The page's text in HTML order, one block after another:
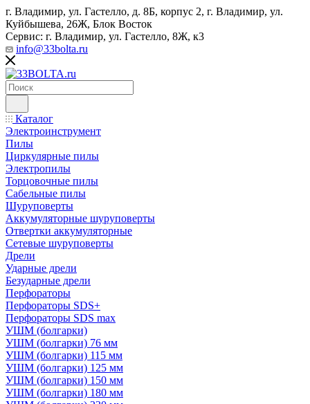
г. Владимир, ул. Гастелло, д. 8Б, корпус 2, г. Владимир, ул. ​
Куйбышева, 26Ж, Блок Восток
Сервис: г. Владимир, ул. Гастелло, 8Ж, к3
info@33bolta.ru
Каталог
Электроинструмент
Пилы
Циркулярные пилы
Электропилы
Торцовочные пилы
Сабельные пилы
Шуруповерты
Аккумуляторные шуруповерты
Отвертки аккумуляторные
Сетевые шуруповерты
Дрели
Ударные дрели
Безударные дрели
Перфораторы
Перфораторы SDS+
Перфораторы SDS max
УШМ (болгарки)
УШМ (болгарки) 76 мм
УШМ (болгарки) 115 мм
УШМ (болгарки) 125 мм
УШМ (болгарки) 150 мм
УШМ (болгарки) 180 мм